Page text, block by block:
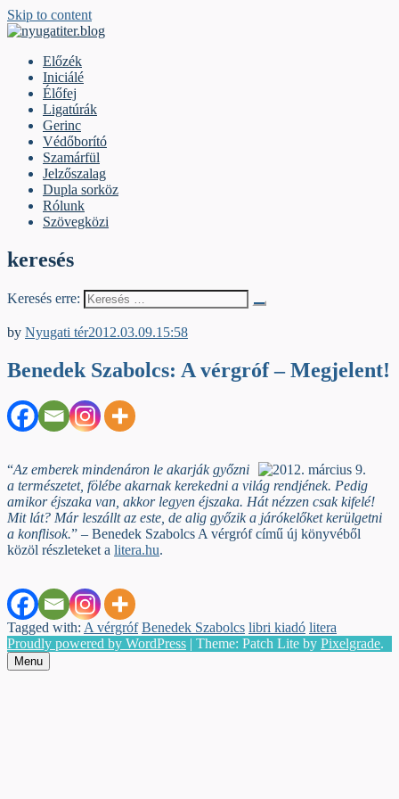
Skip to content
Előzék
Iniciálé
Élőfej
Ligatúrák
Gerinc
Védőborító
Szamárfül
Jelzőszalag
Dupla sorköz
Rólunk
Szövegközi
keresés
Keresés erre:
by Nyugati tér2012.03.09.15:58
Benedek Szabolcs: A vérgróf – Megjelent!
“Az emberek mindenáron le akarják győzni
a természetet, fölébe akarnak kerekedni a világ rendjének. Pedig
amikor éjszaka van, akkor legyen éjszaka. Hát nézzen csak kifelé!
Mit lát? Már leszállt az este, de alig győzik a járókelőket kerülgetni
a konflisok.” – Benedek Szabolcs A vérgróf című új könyvéből
közöl részleteket a litera.hu.
Tagged with: A vérgróf Benedek Szabolcs libri kiadó litera
Proudly powered by WordPress | Theme: Patch Lite by Pixelgrade.
Menu